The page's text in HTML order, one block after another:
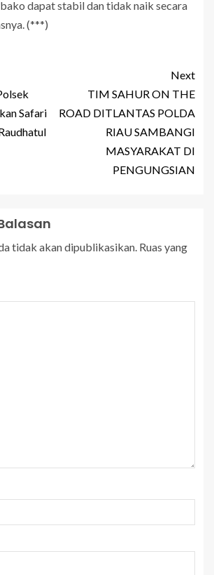
dapat stabil dan tidak naik secara
(***)
Safari
Next
TIM SAHUR ON THE
ROAD DITLANTAS POLDA
RIAU SAMBANGI
MASYARAKAT DI
PENGUNGSIAN
tidak akan dipublikasikan. Ruas yang